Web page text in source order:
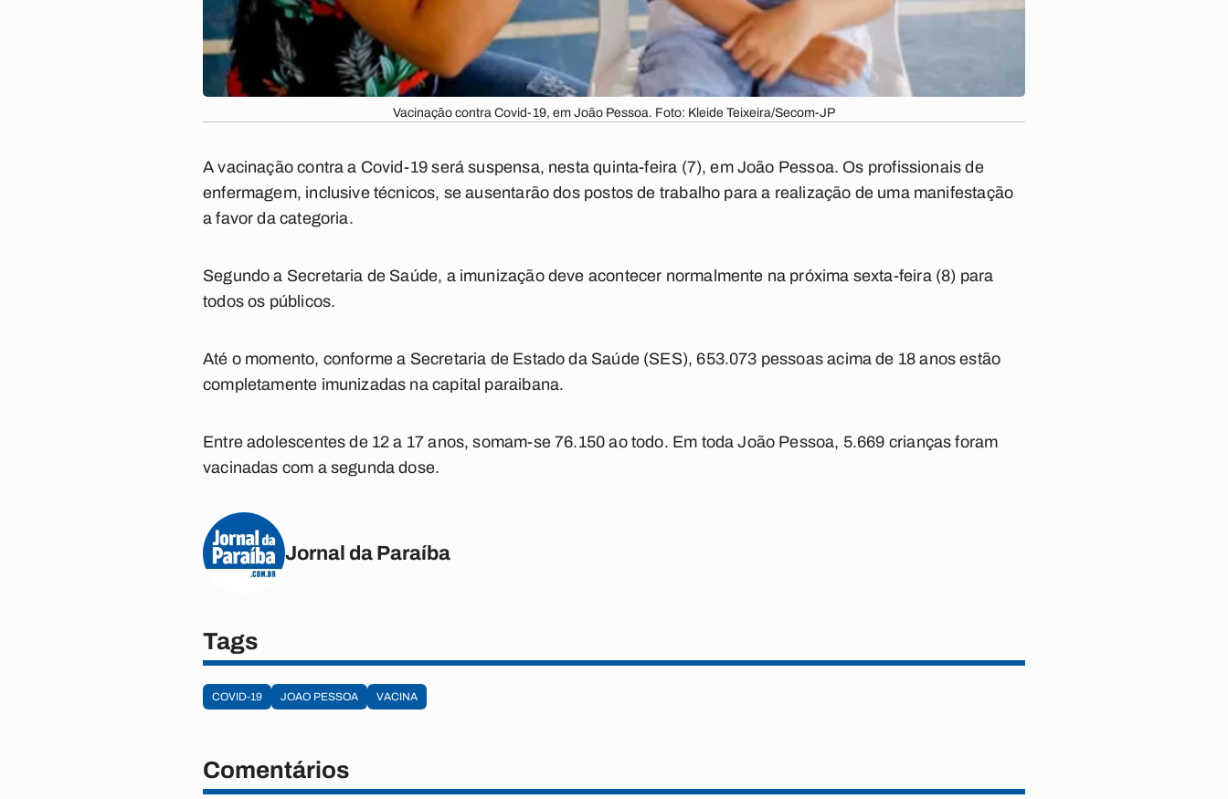
Vacinação contra Covid-19, em João Pessoa. Foto: Kleide Teixeira/Secom-JP
A vacinação contra a Covid-19 será suspensa, nesta quinta-feira (7), em João Pessoa. Os profissionais de
enfermagem, inclusive técnicos, se ausentarão dos postos de trabalho para a realização de uma manifestação
a favor da categoria.
Segundo a Secretaria de Saúde, a imunização deve acontecer normalmente na próxima sexta-feira (8) para
todos os públicos.
Até o momento, conforme a Secretaria de Estado da Saúde (SES), 653.073 pessoas acima de 18 anos estão
completamente imunizadas na capital paraibana.
Entre adolescentes de 12 a 17 anos, somam-se 76.150 ao todo. Em toda João Pessoa, 5.669 crianças foram
vacinadas com a segunda dose.
Jornal da Paraíba
Tags
COVID-19 JOAO PESSOA VACINA
Comentários